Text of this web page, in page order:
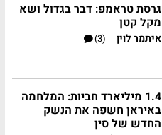
גרסת טראמפ: דבר בגדול ושא
מקל קטן
איתמר לוין |
(3)
1.4 מיליארד חביות: המלחמה
באיראן חשפה את הנשק
החדש של סין